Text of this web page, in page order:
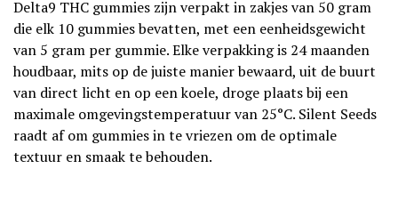
Delta9 THC gummies zijn verpakt in zakjes van 50 gram
die elk 10 gummies bevatten, met een eenheidsgewicht
van 5 gram per gummie. Elke verpakking is 24 maanden
houdbaar, mits op de juiste manier bewaard, uit de buurt
van direct licht en op een koele, droge plaats bij een
maximale omgevingstemperatuur van 25°C. Silent Seeds
raadt af om gummies in te vriezen om de optimale
textuur en smaak te behouden.